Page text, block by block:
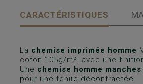
CARACTÉRISTIQUES
La chemise imprimée homme
coton 105g/m², avec une
Une chemise homme
pour une tenue décontractée.